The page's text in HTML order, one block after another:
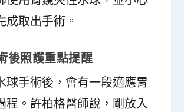
成取出手術。
後照護重點提醒
球手術後，會有一段適應胃
程。許柏格醫師說，剛放入